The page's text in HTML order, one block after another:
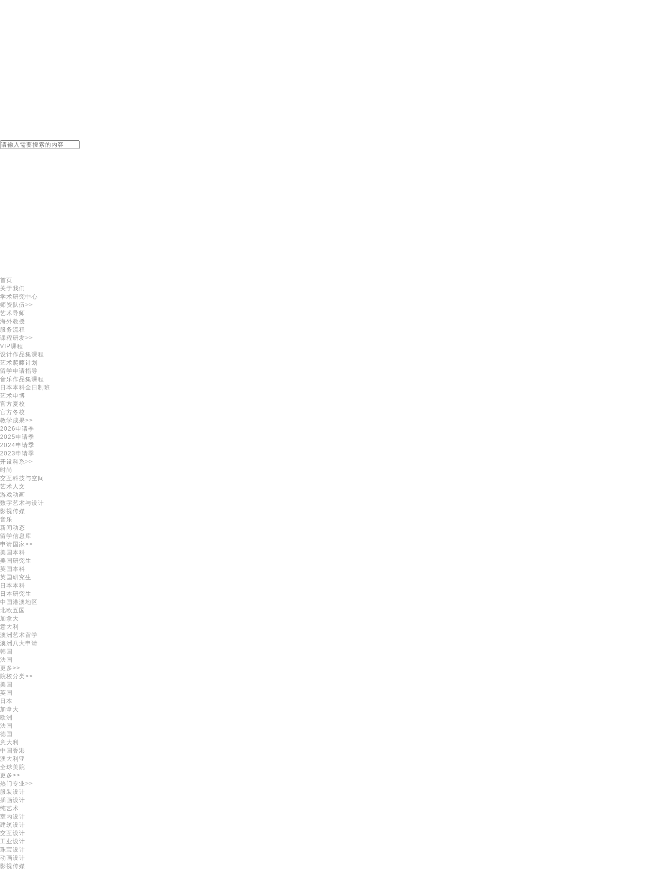
首页
关于我们
学术研究中心
师资队伍>>
艺术导师
海外教授
服务流程
课程研发>>
VIP课程
设计作品集课程
艺术爬藤计划
留学申请指导
音乐作品集课程
日本本科全日制班
艺术申博
官方夏校
官方冬校
教学成果>>
2026申请季
2025申请季
2024申请季
2023申请季
开设科系>>
时尚
交互科技与空间
艺术人文
游戏动画
数字艺术与设计
影视传媒
音乐
新闻动态
留学信息库
申请国家>>
美国本科
美国研究生
英国本科
英国研究生
日本本科
日本研究生
中国港澳地区
北欧五国
加拿大
意大利
澳洲艺术留学
澳洲八大申请
韩国
法国
更多>>
院校分类>>
美国
英国
日本
加拿大
欧洲
法国
德国
意大利
中国香港
澳大利亚
全球美院
更多>>
热门专业>>
服装设计
插画设计
纯艺术
室内设计
建筑设计
交互设计
工业设计
珠宝设计
动画设计
影视传媒